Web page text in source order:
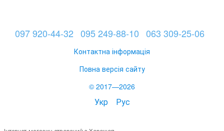
097 920-44-32 095 249-88-10 063 309-25-06
Контактна інформація
Повна версія сайту
© 2017—2026
Укр Рус